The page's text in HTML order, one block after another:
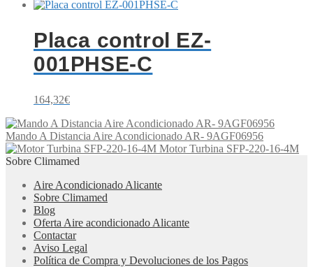
Placa control EZ-
001PHSE-C
164,32€
Mando A Distancia Aire Acondicionado AR- 9AGF06956
Motor Turbina SFP-220-16-4M
Sobre Climamed
Aire Acondicionado Alicante
Sobre Climamed
Blog
Oferta Aire acondicionado Alicante
Contactar
Aviso Legal
Política de Compra y Devoluciones de los Pagos